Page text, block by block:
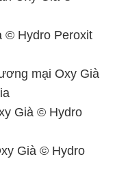
Già © Hydro
Già © Hydro
phối Oxy Già ©
Già © Hydro